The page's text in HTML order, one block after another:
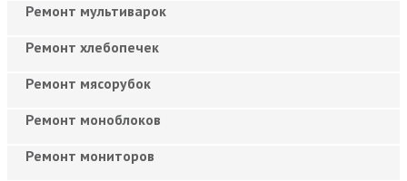
Ремонт мультиварок
Ремонт хлебопечек
Ремонт мясорубок
Ремонт моноблоков
Ремонт мониторов